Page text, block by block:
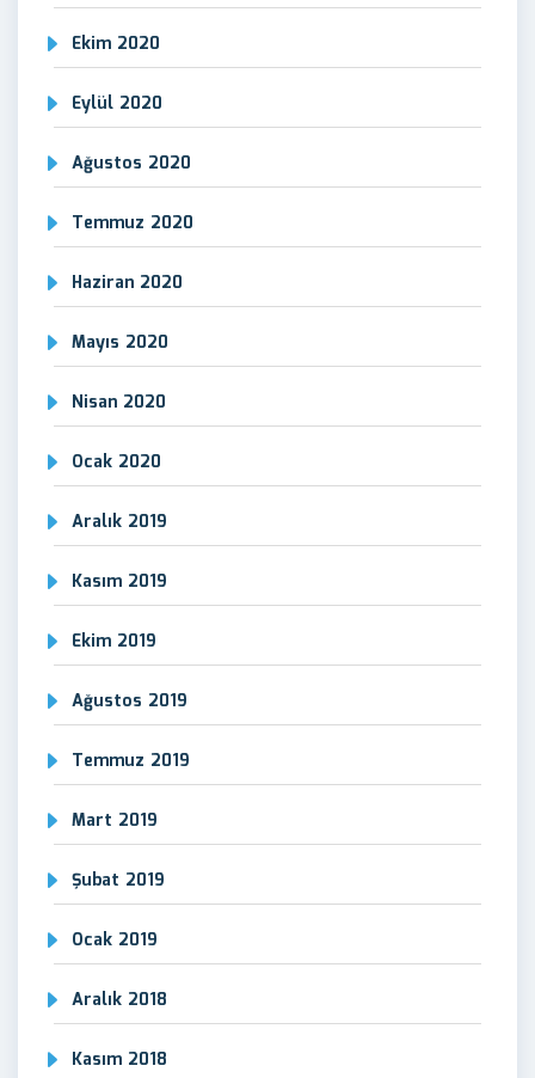
Ekim 2020
Eylül 2020
Ağustos 2020
Temmuz 2020
Haziran 2020
Mayıs 2020
Nisan 2020
Ocak 2020
Aralık 2019
Kasım 2019
Ekim 2019
Ağustos 2019
Temmuz 2019
Mart 2019
Şubat 2019
Ocak 2019
Aralık 2018
Kasım 2018